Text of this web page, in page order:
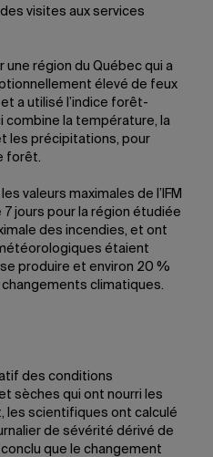
visites aux services
une région du Québec qui a
élevé de feux
a utilisé l’indice forêt-
combine la température, la
les précipitations, pour
forêt.
valeurs maximales de l’IFM
jours pour la région étudiée
des incendies, et ont
étaient
produire et environ 20 %
climatiques.
des conditions
sèches qui ont nourri les
les scientifiques ont calculé
de sévérité dérivé de
que le changement